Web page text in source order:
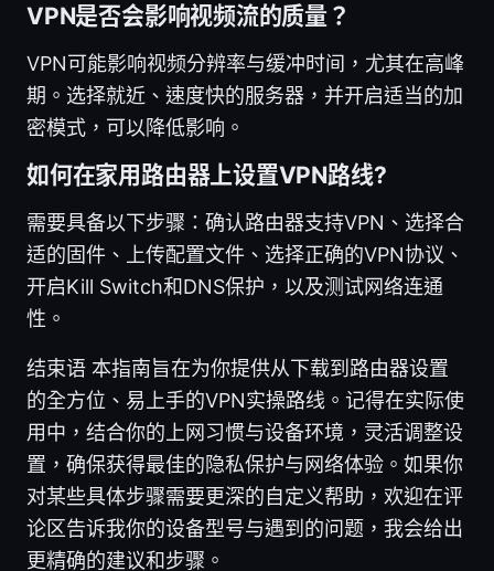
VPN是否会影响视频流的质量？
VPN可能影响视频分辨率与缓冲时间，尤其在高峰
期。选择就近、速度快的服务器，并开启适当的加
密模式，可以降低影响。
如何在家用路由器上设置VPN路线?
需要具备以下步骤：确认路由器支持VPN、选择合
适的固件、上传配置文件、选择正确的VPN协议、
开启Kill Switch和DNS保护，以及测试网络连通
性。
结束语 本指南旨在为你提供从下载到路由器设置
的全方位、易上手的VPN实操路线。记得在实际使
用中，结合你的上网习惯与设备环境，灵活调整设
置，确保获得最佳的隐私保护与网络体验。如果你
对某些具体步骤需要更深的自定义帮助，欢迎在评
论区告诉我你的设备型号与遇到的问题，我会给出
更精确的建议和步骤。